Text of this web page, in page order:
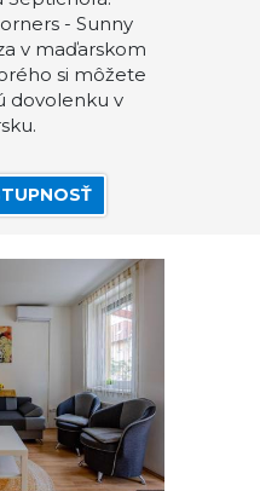
- Sunny
v maďarskom
si môžete
dovolenku v